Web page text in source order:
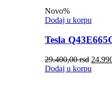
Novo%
Dodaj u korpu
Tesla
29.400,00rsd
Dodaj u korpu